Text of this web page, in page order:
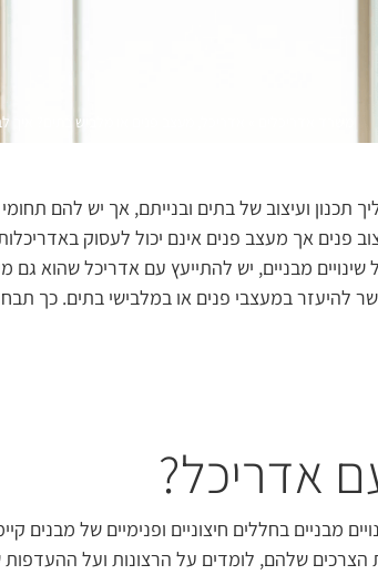
אדריכל, מעצב פנים או מלביש בתים? איך
תכנון ועיצוב של בתים ובנייתם, אך יש להם
פנים אך מעצב פנים אינם יכול לעסוק
שינויים מבניים, יש להתייעץ עם אדריכל שהוא גם
להיעזר במעצבי פנים או במלבישי בתים. כך
אדריכל?
מבניים בחללים חיצוניים ופנימיים של מבנים
שלהם, לומדים על הרצונות ועל